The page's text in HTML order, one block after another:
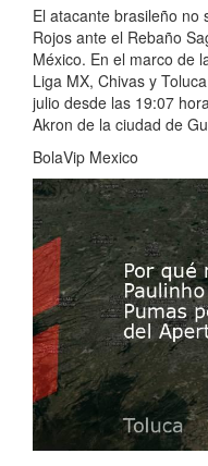
El atacante brasileño no
Rojos ante el Rebaño
México. En el marco de
Liga MX, Chivas y
julio desde las 19:07
Akron de la ciudad de
BolaVip Mexico